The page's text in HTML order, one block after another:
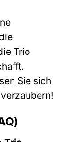
Trio
Sie sich